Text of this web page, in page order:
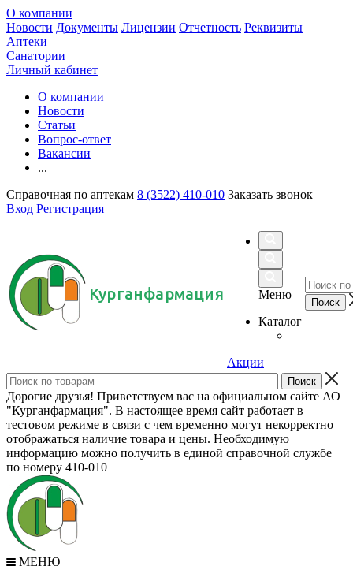
О компании
Новости Документы Лицензии Отчетность Реквизиты
Аптеки
Санатории
Личный кабинет
О компании
Новости
Статьи
Вопрос-ответ
Вакансии
...
Справочная по аптекам 8 (3522) 410-010 Заказать звонок
Вход Регистрация
Курганфармация
Меню
Каталог
Акции
Дорогие друзья! Приветствуем вас на официальном сайте АО
"Курганфармация". В настоящее время сайт работает в
тестовом режиме в связи с чем временно могут некорректно
отображаться наличие товара и цены. Необходимую
информацию можно получить в единой справочной службе
по номеру 410-010
МЕНЮ